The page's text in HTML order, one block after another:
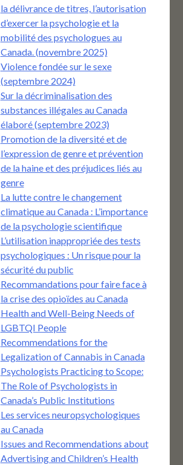
la délivrance de titres, l’autorisation
d’exercer la psychologie et la
mobilité des psychologues au
Canada. (novembre 2025)
Violence fondée sur le sexe
(septembre 2024)
Sur la décriminalisation des
substances illégales au Canada
élaboré (septembre 2023)
Promotion de la diversité et de
l’expression de genre et prévention
de la haine et des préjudices liés au
genre
La lutte contre le changement
climatique au Canada : L’importance
de la psychologie scientifique
L’utilisation inappropriée des tests
psychologiques : Un risque pour la
sécurité du public
Recommandations pour faire face à
la crise des opioïdes au Canada
Health and Well-Being Needs of
LGBTQI People
Recommendations for the
Legalization of Cannabis in Canada
Psychologists Practicing to Scope:
The Role of Psychologists in
Canada’s Public Institutions
Les services neuropsychologiques
au Canada
Issues and Recommendations about
Advertising and Children’s Health